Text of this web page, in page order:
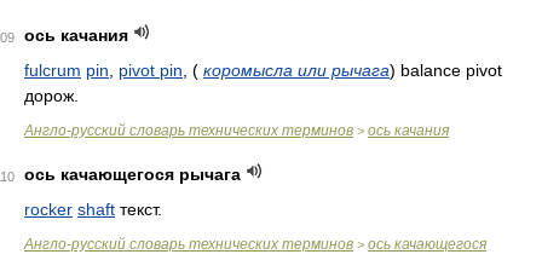
ось качания
fulcrum pin pivot pin ( коромысла или рычага) balance pivot
дорож.
Англо-русский словарь технических терминов > ось качания
ось качающегося рычага
rocker shaft текст.
Англо-русский словарь технических терминов > ось качающегося